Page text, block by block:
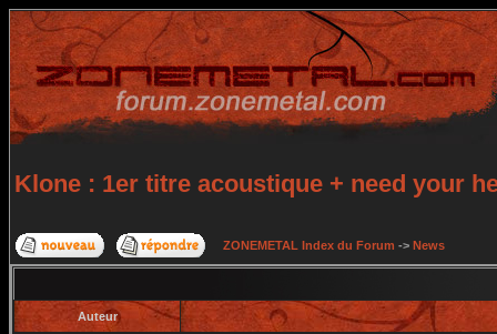
Klone : 1er titre acoustique + need your
ZONEMETAL Index du Forum -> News
Auteur